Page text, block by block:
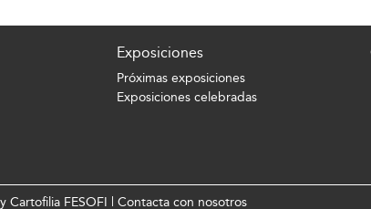
Exposiciones
Próximas exposiciones
Exposiciones celebradas
Cartofilia FESOFI | Contacta con nosotros